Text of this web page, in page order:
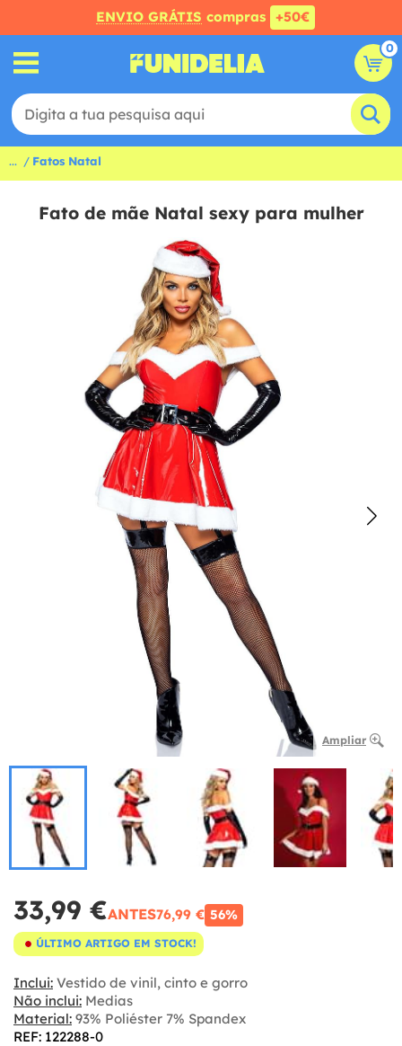
ENVIO GRÁTIS compras +50€
0
... Fatos Natal
Fato de mãe Natal sexy para mulher
Ampliar
33,99 €ANTES76,99 € 56%
ÚLTIMO ARTIGO EM STOCK!
Inclui: Vestido de vinil, cinto e gorro
Não inclui: Medias
Material: 93% Poliéster 7% Spandex
REF: 122288-0